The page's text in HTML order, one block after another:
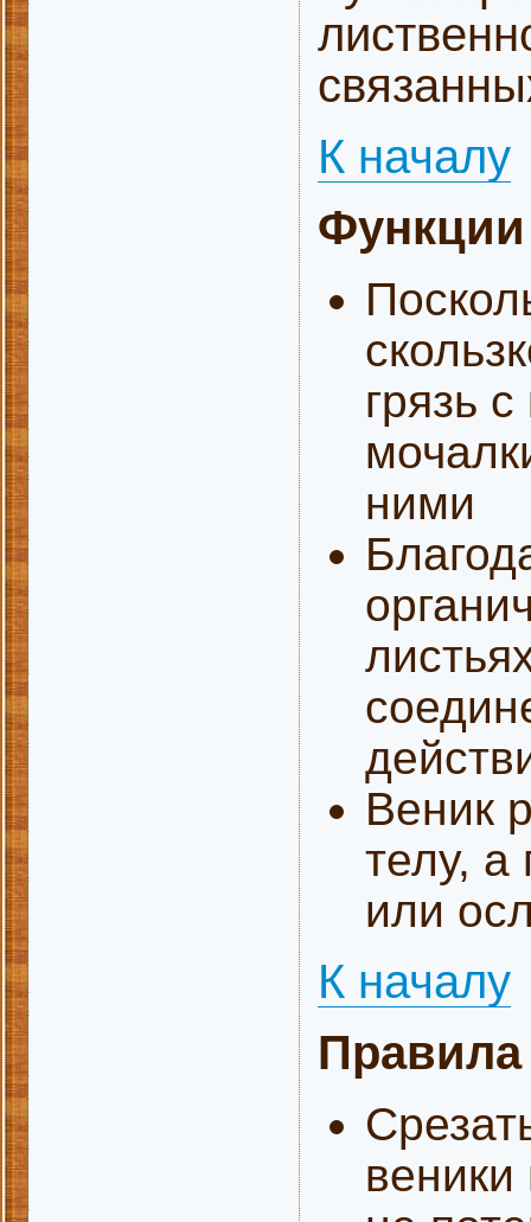
К началу
Функции
грязь
ними
Веник
телу, а
или
К началу
Правила